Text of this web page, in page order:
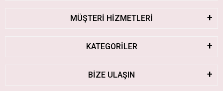
MÜŞTERİ HİZMETLERİ
KATEGORİLER
BİZE ULAŞIN